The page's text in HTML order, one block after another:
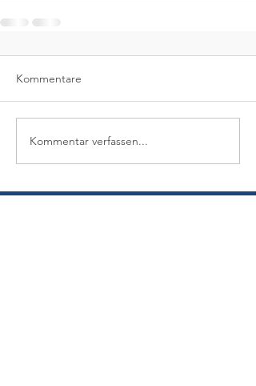
Kommentare
Kommentar verfassen...